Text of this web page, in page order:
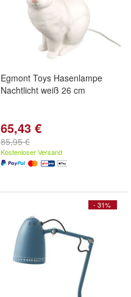
Egmont Toys Hasenlampe
Nachtlicht weiß 26 cm
65,43 €
85,95 €
Kostenloser Versand
- 31%